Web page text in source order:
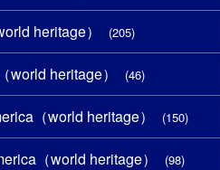
(3)
(10)
(3)
heritage） (205)
(8)
(1)
world heritage） (46)
(25)
（world heritage） (150)
(31)
（world heritage） (98)